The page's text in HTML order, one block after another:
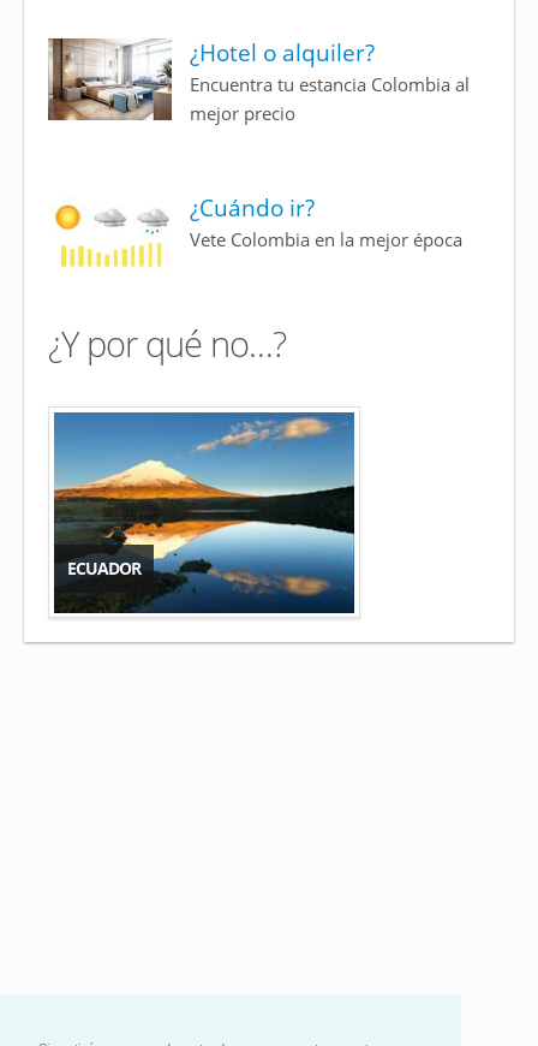
¿Hotel o alquiler?
Encuentra tu estancia Colombia al
mejor precio
¿Cuándo ir?
Vete Colombia en la mejor época
¿Y por qué no…?
ECUADOR